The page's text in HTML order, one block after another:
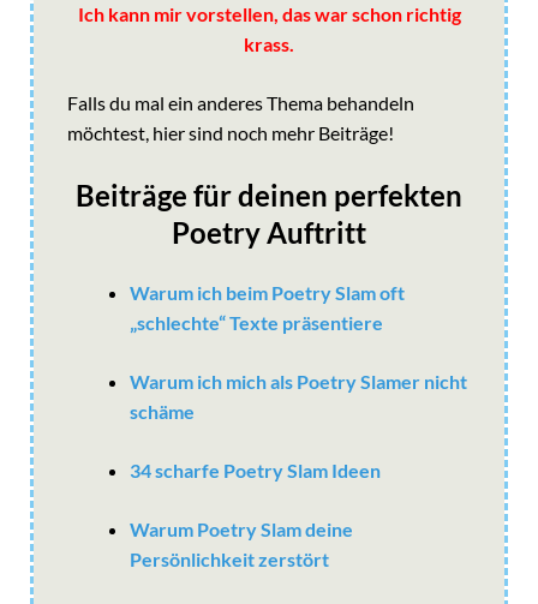
Ich kann mir vorstellen, das war schon richtig
krass.
Falls du mal ein anderes Thema behandeln
möchtest, hier sind noch mehr Beiträge!
Beiträge für deinen perfekten
Poetry Auftritt
Warum ich beim Poetry Slam oft
„schlechte“ Texte präsentiere
Warum ich mich als Poetry Slamer nicht
schäme
34 scharfe Poetry Slam Ideen
Warum Poetry Slam deine
Persönlichkeit zerstört